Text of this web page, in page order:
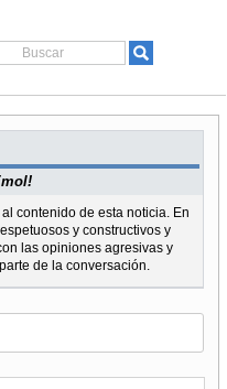
contenido de esta noticia. En
y constructivos y
las opiniones agresivas y
de la conversación.